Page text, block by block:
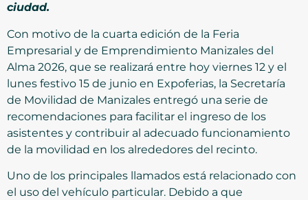
ciudad.
Con motivo de la cuarta edición de la Feria
Empresarial y de Emprendimiento Manizales del
Alma 2026, que se realizará entre hoy viernes 12 y el
lunes festivo 15 de junio en Expoferias, la Secretaría
de Movilidad de Manizales entregó una serie de
recomendaciones para facilitar el ingreso de los
asistentes y contribuir al adecuado funcionamiento
de la movilidad en los alrededores del recinto.
Uno de los principales llamados está relacionado con
el uso del vehículo particular. Debido a que